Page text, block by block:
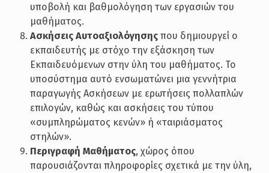
υποβολή και βαθμολόγηση των εργασιών του
μαθήματος.
Ασκήσεις Αυτοαξιολόγησηςπου δημιουργεί ο
εκπαιδευτής με στόχο την εξάσκηση των
Εκπαιδευόμενων στην ύλη του μαθήματος. Το
υποσύστημα αυτό ενσωματώνει μια γεννήτρια
παραγωγής Ασκήσεων με ερωτήσεις πολλαπλών
επιλογών, καθώς και ασκήσεις του τύπου
«συμπληρώματος κενών» ή «ταιριάσματος
στηλών».
Περιγραφή Μαθήματος, χώρος όπου
παρουσιάζονται πληροφορίες σχετικά με την ύλη,